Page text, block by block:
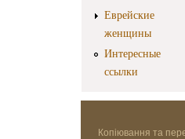
Еврейские
женщины
Интересные
ссылки
Копіювання та